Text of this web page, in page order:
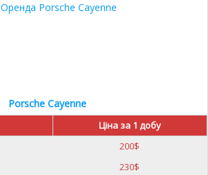
Porsche Cayenne
Ціна за 1 добу
200$
230$